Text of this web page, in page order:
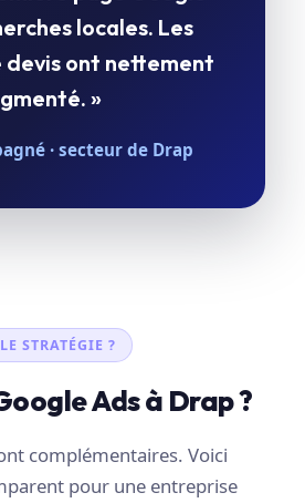
locales. Les
devis ont nettement
»
· secteur de Drap
STRATÉGIE ?
Ads à Drap ?
complémentaires. Voici
pour une entreprise